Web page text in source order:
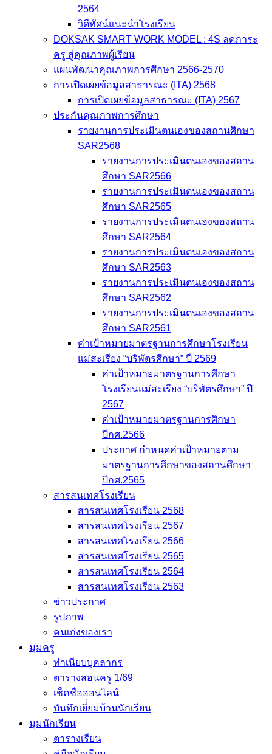
2564
วิดีทัศน์แนะนำโรงเรียน
DOKSAK SMART WORK MODEL : 4S ลดภาระ
ครู สู่คุณภาพผู้เรียน
แผนพัฒนาคุณภาพการศึกษา 2566-2570
การเปิดเผยข้อมูลสาธารณะ (ITA) 2568
การเปิดเผยข้อมูลสาธารณะ (ITA) 2567
ประกันคุณภาพการศึกษา
รายงานการประเมินตนเองของสถานศึกษา
SAR2568
รายงานการประเมินตนเองของสถาน
ศึกษา SAR2566
รายงานการประเมินตนเองของสถาน
ศึกษา SAR2565
รายงานการประเมินตนเองของสถาน
ศึกษา SAR2564
รายงานการประเมินตนเองของสถาน
ศึกษา SAR2563
รายงานการประเมินตนเองของสถาน
ศึกษา SAR2562
รายงานการประเมินตนเองของสถาน
ศึกษา SAR2561
ค่าเป้าหมายมาตรฐานการศึกษาโรงเรียน
แม่สะเรียง “บริพัตรศึกษา” ปี 2569
ค่าเป้าหมายมาตรฐานการศึกษา
โรงเรียนแม่สะเรียง “บริพัตรศึกษา” ปี
2567
ค่าเป้าหมายมาตรฐานการศึกษา
ปีกศ.2566
ประกาศ กำหนดค่าเป้าหมายตาม
มาตรฐานการศึกษาของสถานศึกษา
ปีกศ.2565
สารสนเทศโรงเรียน
สารสนเทศโรงเรียน 2568
สารสนเทศโรงเรียน 2567
สารสนเทศโรงเรียน 2566
สารสนเทศโรงเรียน 2565
สารสนเทศโรงเรียน 2564
สารสนเทศโรงเรียน 2563
ข่าวประกาศ
รูปภาพ
คนเก่งของเรา
มุมครู
ทำเนียบบุคลากร
ตารางสอนครู 1/69
เช็คชื่อออนไลน์
บันทึกเยี่่ยมบ้านนักเรียน
มุมนักเรียน
ตารางเรียน